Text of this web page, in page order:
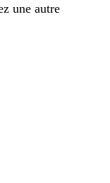
une autre